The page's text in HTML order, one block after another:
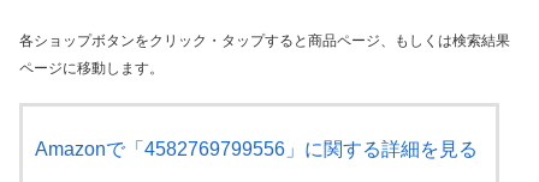
各ショップボタンをクリック・タップすると商品ページ、もしくは検索結果
ページに移動します。
Amazonで「4582769799556」に関する詳細を見る